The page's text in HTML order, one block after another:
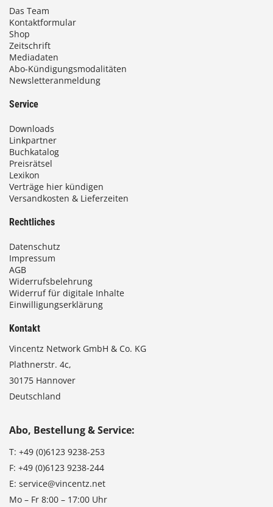
Das Team
Kontaktformular
Shop
Zeitschrift
Mediadaten
Abo-Kündigungsmodalitäten
Newsletteranmeldung
Service
Downloads
Linkpartner
Buchkatalog
Preisrätsel
Lexikon
Verträge hier kündigen
Versandkosten & Lieferzeiten
Rechtliches
Datenschutz
Impressum
AGB
Widerrufsbelehrung
Widerruf für digitale Inhalte
Einwilligungserklärung
Kontakt
Vincentz Network GmbH & Co. KG
Plathnerstr. 4c,
30175 Hannover
Deutschland
Abo, Bestellung & Service:
T: +49 (0)6123 9238-253
F: +49 (0)6123 9238-244
E: service@vincentz.net
Mo – Fr 8:00 – 17:00 Uhr